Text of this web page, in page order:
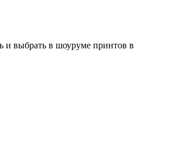
и выбрать в шоуруме принтов в